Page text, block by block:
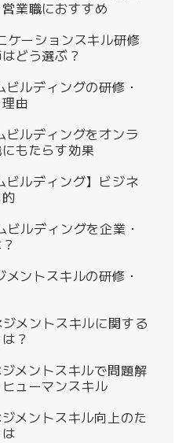
業職におすすめ
ケーションスキル研修
どう選ぶ？
ビルディングの研修・
由
ビルディングをオンラ
もたらす効果
ビルディング】ビジネ
ビルディングを企業・
メントスキルの研修・
ジメントスキルに関する
？
ジメントスキルで問題解
ューマンスキル
ジメントスキル向上のた